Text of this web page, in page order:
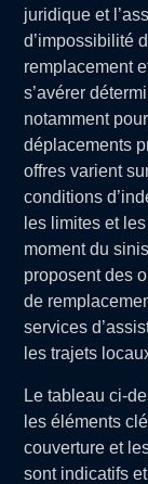
juridique et
d’impossibilité
remplacement
s’avérer
notamment
déplacements
offres varient
conditions
les limites et
moment du
proposent des
de
services
les trajets
Le tableau ci-
les éléments
couverture et
sont indicatifs